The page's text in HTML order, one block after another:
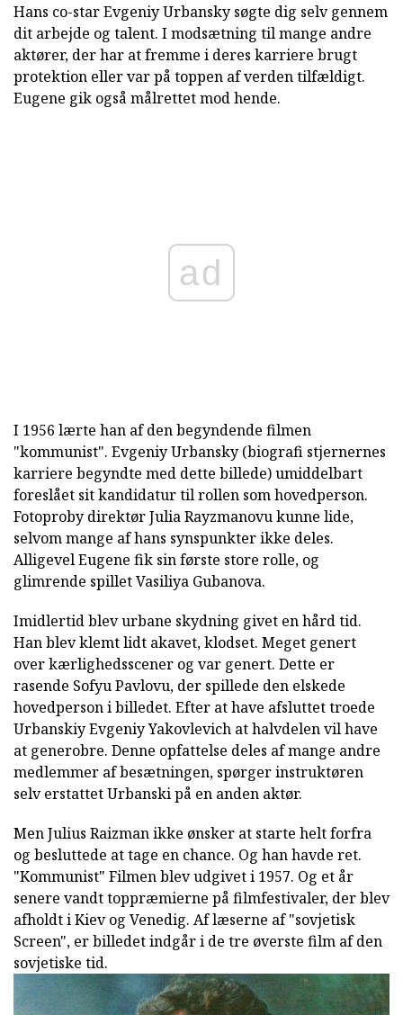
Hans co-star Evgeniy Urbansky søgte dig selv gennem
dit arbejde og talent. I modsætning til mange andre
aktører, der har at fremme i deres karriere brugt
protektion eller var på toppen af verden tilfældigt.
Eugene gik også målrettet mod hende.
ad
I 1956 lærte han af den begyndende filmen
"kommunist". Evgeniy Urbansky (biografi stjernernes
karriere begyndte med dette billede) umiddelbart
foreslået sit kandidatur til rollen som hovedperson.
Fotoproby direktør Julia Rayzmanovu kunne lide,
selvom mange af hans synspunkter ikke deles.
Alligevel Eugene fik sin første store rolle, og
glimrende spillet Vasiliya Gubanova.
Imidlertid blev urbane skydning givet en hård tid.
Han blev klemt lidt akavet, klodset. Meget genert
over kærlighedsscener og var genert. Dette er
rasende Sofyu Pavlovu, der spillede den elskede
hovedperson i billedet. Efter at have afsluttet troede
Urbanskiy Evgeniy Yakovlevich at halvdelen vil have
at generobre. Denne opfattelse deles af mange andre
medlemmer af besætningen, spørger instruktøren
selv erstattet Urbanski på en anden aktør.
Men Julius Raizman ikke ønsker at starte helt forfra
og besluttede at tage en chance. Og han havde ret.
"Kommunist" Filmen blev udgivet i 1957. Og et år
senere vandt toppræmierne på filmfestivaler, der blev
afholdt i Kiev og Venedig. Af læserne af "sovjetisk
Screen", er billedet indgår i de tre øverste film af den
sovjetiske tid.